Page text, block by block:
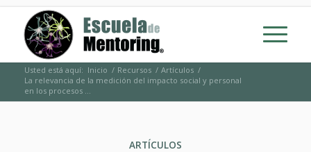
Usted está aquí: Inicio / Recursos / Artículos /
La relevancia de la medición del impacto social y personal
en los procesos ...
ARTÍCULOS